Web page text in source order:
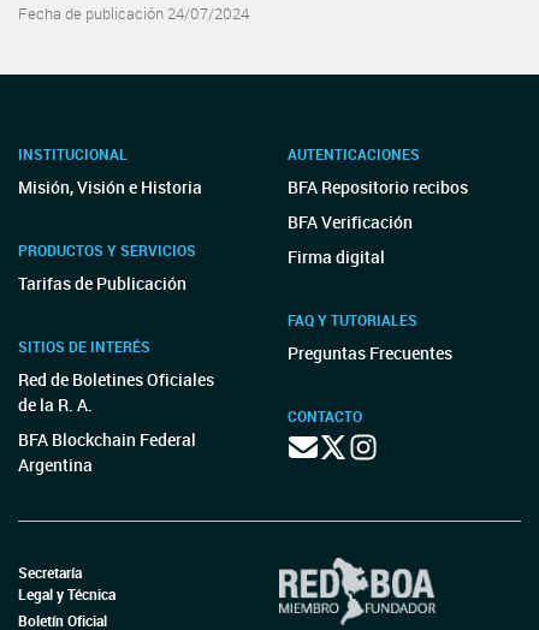
Fecha de publicación 24/07/2024
INSTITUCIONAL
Misión, Visión e Historia
PRODUCTOS Y SERVICIOS
Tarifas de Publicación
SITIOS DE INTERÉS
Red de Boletines Oficiales
de la R. A.
BFA Blockchain Federal
Argentina
AUTENTICACIONES
BFA Repositorio recibos
BFA Verificación
Firma digital
FAQ Y TUTORIALES
Preguntas Frecuentes
CONTACTO
Secretaría
Legal y Técnica
Boletín Oficial